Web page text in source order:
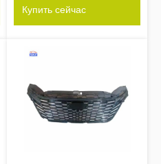
Купить сейчас